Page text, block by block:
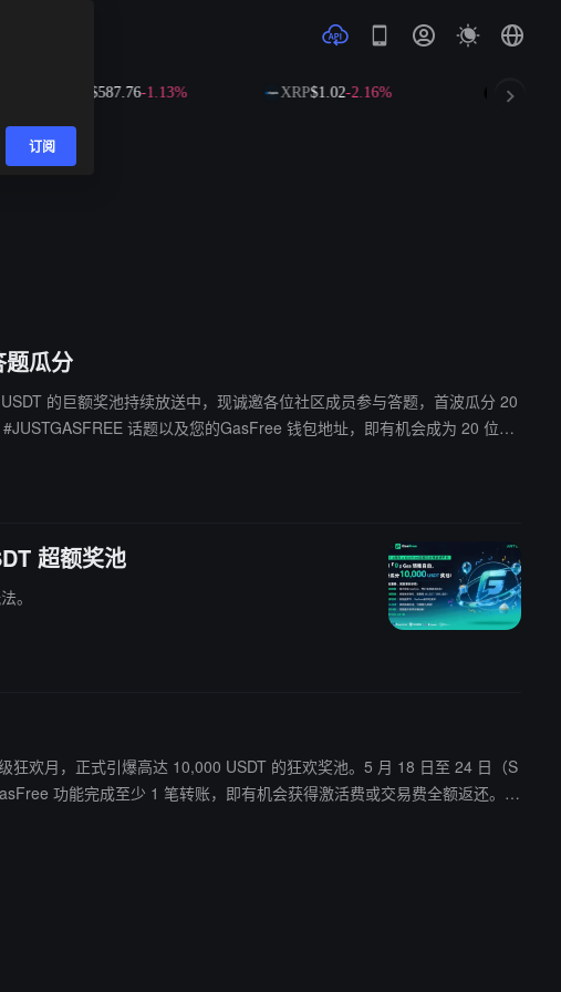
$587.76-1.13% XRP$1.02-2.16% SOL
瓜分
的巨额奖池持续放送中，现诚邀各位社区成员参与答题，首波瓜分 20
超额奖池
。
欢月，正式引爆高达 10,000 USDT 的狂欢奖池。5 月 18 日至 24 日（S
功能完成至少 1 笔转账，即有机会获得激活费或交易费全额返还。所
订阅